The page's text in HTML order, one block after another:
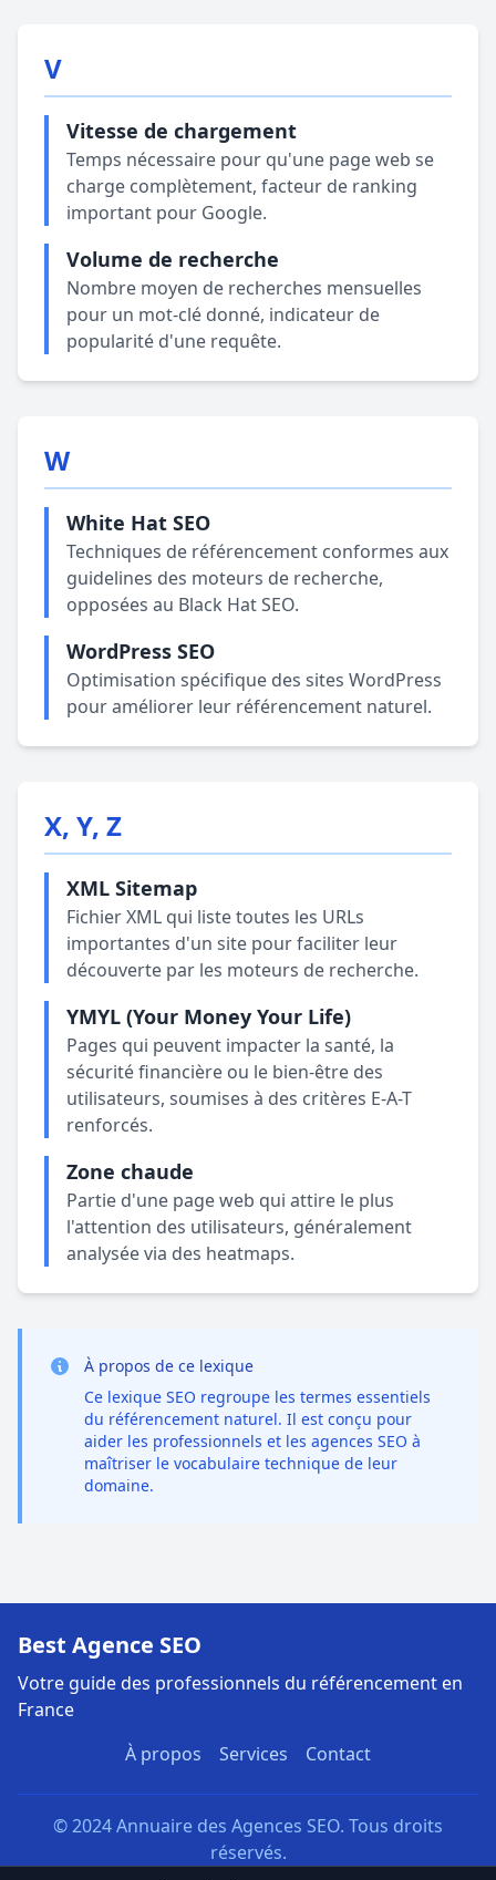
V
Vitesse de chargement
Temps nécessaire pour qu'une page web se
charge complètement, facteur de ranking
important pour Google.
Volume de recherche
Nombre moyen de recherches mensuelles
pour un mot-clé donné, indicateur de
popularité d'une requête.
W
White Hat SEO
Techniques de référencement conformes aux
guidelines des moteurs de recherche,
opposées au Black Hat SEO.
WordPress SEO
Optimisation spécifique des sites WordPress
pour améliorer leur référencement naturel.
X, Y, Z
XML Sitemap
Fichier XML qui liste toutes les URLs
importantes d'un site pour faciliter leur
découverte par les moteurs de recherche.
YMYL (Your Money Your Life)
Pages qui peuvent impacter la santé, la
sécurité financière ou le bien-être des
utilisateurs, soumises à des critères E-A-T
renforcés.
Zone chaude
Partie d'une page web qui attire le plus
l'attention des utilisateurs, généralement
analysée via des heatmaps.
À propos de ce lexique
Ce lexique SEO regroupe les termes essentiels
du référencement naturel. Il est conçu pour
aider les professionnels et les agences SEO à
maîtriser le vocabulaire technique de leur
domaine.
Best Agence SEO
Votre guide des professionnels du référencement en
France
À propos
Services Contact
© 2024 Annuaire des Agences SEO. Tous droits
réservés.